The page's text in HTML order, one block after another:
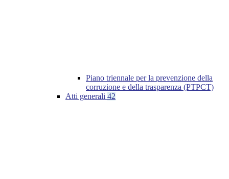
Piano triennale per la prevenzione della
corruzione e della trasparenza (PTPCT)
Atti generali 42